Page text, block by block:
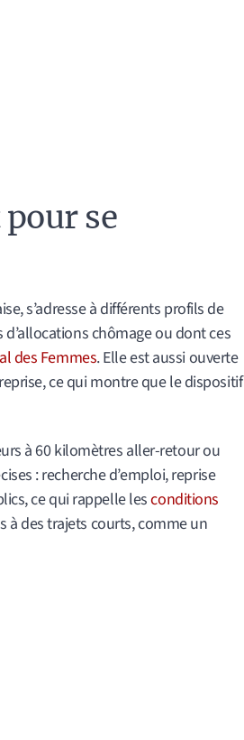
se
s’adresse à différents profils de
d’allocations chômage ou dont ces
des Femmes. Elle est aussi ouverte
ce qui montre que le dispositif
à 60 kilomètres aller-retour ou
: recherche d’emploi, reprise
ce qui rappelle lesconditions
à des trajets courts, comme un